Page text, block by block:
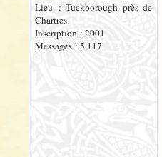
Lieu : Tuckborough près de
Chartres
Inscription : 2001
Messages : 5 117